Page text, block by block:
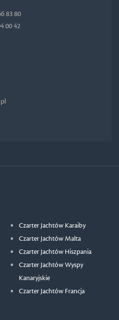
83 80
00 42
Czarter Jachtów Karaiby
Czarter Jachtów Malta
Czarter Jachtów Hiszpania
Czarter Jachtów Wyspy
Kanaryjskie
Czarter Jachtów Francja